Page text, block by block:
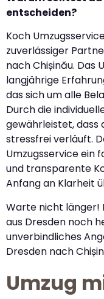
entscheiden?
Koch
zuverlässiger
nach Chișinău.
langjährige
das sich um alle
Durch die
gewährleistet, dass
stressfrei verläuft.
Umzugsservice ein
und transparente
Anfang an Klarheit
Warte nicht länger!
aus Dresden noch
unverbindliches
Dresden nach
Umzug